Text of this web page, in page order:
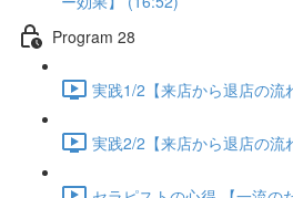
Program 28
実践1/2【来店から退店の流
実践2/2【来店から退店の流